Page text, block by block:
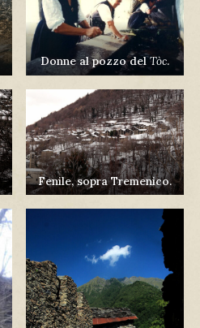
Donne al pozzo delTòc.
Fenile, sopra Tremenico.